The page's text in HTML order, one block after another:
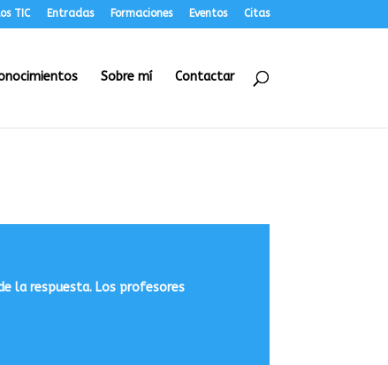
TIC Entradas Formaciones Eventos Citas
Sobre mí Contactar
la respuesta. Los profesores